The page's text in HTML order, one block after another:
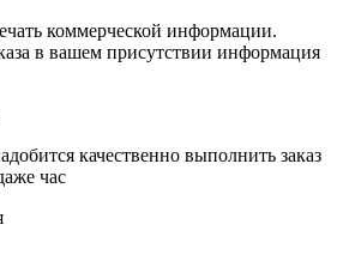
коммерческой информации.
в вашем присутствии информация
качественно выполнить заказ
час